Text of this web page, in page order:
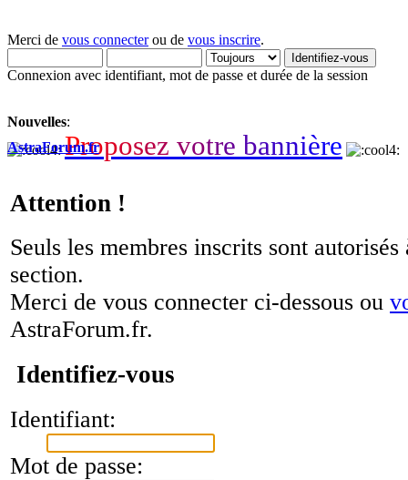
Merci de vous connecterou de vous inscrire.
Connexion avec identifiant, mot de passe et durée de la session
Nouvelles:
Proposez votre bannière
AstraForum.fr
Attention !
Seuls les membres inscrits sont autorisés
section.
Merci de vous connecter ci-dessous ou
AstraForum.fr.
Identifiez-vous
Identifiant:
Mot de passe: